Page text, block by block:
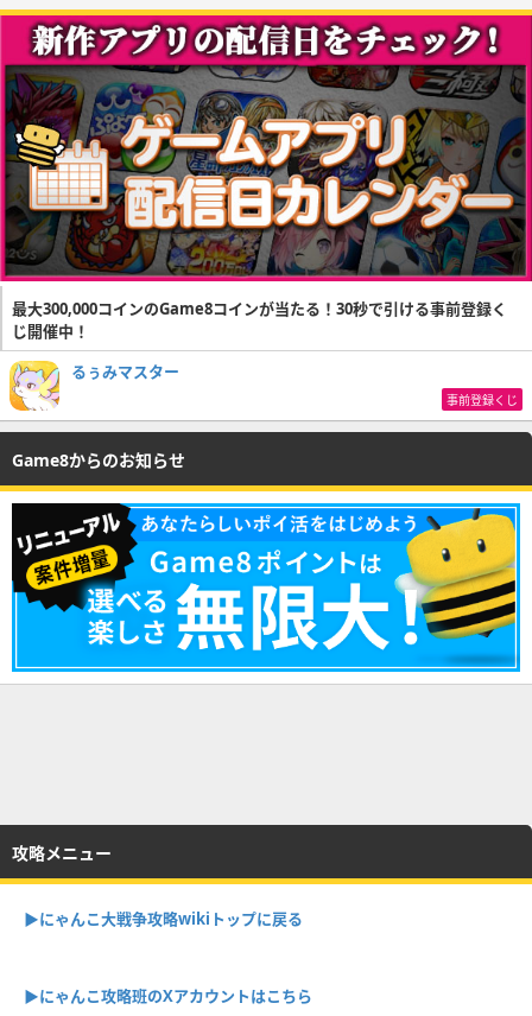
最大300,000コインのGame8コインが当たる！30秒で引ける事前登録く
じ開催中！
るぅみマスター
事前登録くじ
Game8からのお知らせ
攻略メニュー
▶︎にゃんこ大戦争攻略wikiトップに戻る
▶︎にゃんこ攻略班のXアカウントはこちら